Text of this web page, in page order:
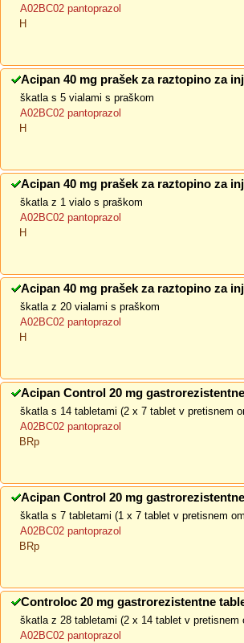
A02BC02 pantoprazol
H
Acipan 40 mg prašek za raztopino za
škatla s 5 vialami s praškom
A02BC02 pantoprazol
H
Acipan 40 mg prašek za raztopino za
škatla z 1 vialo s praškom
A02BC02 pantoprazol
H
Acipan 40 mg prašek za raztopino za
škatla z 20 vialami s praškom
A02BC02 pantoprazol
H
Acipan Control 20 mg
škatla s 14 tabletami (2 x 7 tablet v pretisnem
A02BC02 pantoprazol
BRp
Acipan Control 20 mg
škatla s 7 tabletami (1 x 7 tablet v pretisnem
A02BC02 pantoprazol
BRp
Controloc 20 mg gastrorezistentne
škatla z 28 tabletami (2 x 14 tablet v pretisnem
A02BC02 pantoprazol